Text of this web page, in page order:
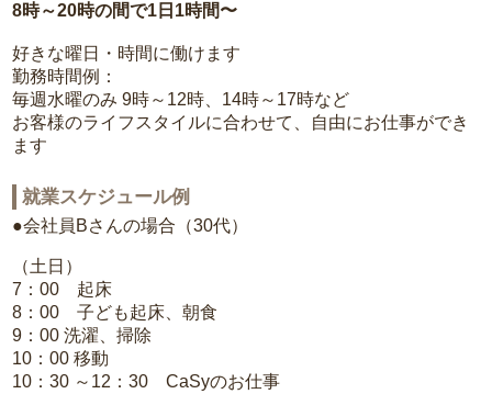
8時～20時の間で1日1時間〜
好きな曜日・時間に働けます
勤務時間例：
毎週水曜のみ 9時～12時、14時～17時など
お客様のライフスタイルに合わせて、自由にお仕事ができ
ます
就業スケジュール例
●会社員Bさんの場合（30代）
（土日）
7：00 起床
8：00 子ども起床、朝食
9：00 洗濯、掃除
10：00 移動
10：30 ～12：30 CaSyのお仕事